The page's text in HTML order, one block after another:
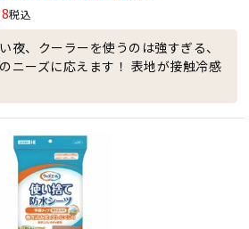
税込
夜、クーラーを使うのは強すぎる、
ニーズに応えます！ 表地が接触冷感